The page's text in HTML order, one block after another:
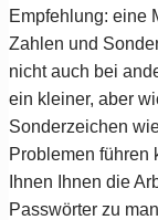
Empfehlung: eine
Zahlen und
nicht auch bei
ein kleiner, aber
Sonderzeichen
Problemen führen
Ihnen Ihnen die
Passwörter zu